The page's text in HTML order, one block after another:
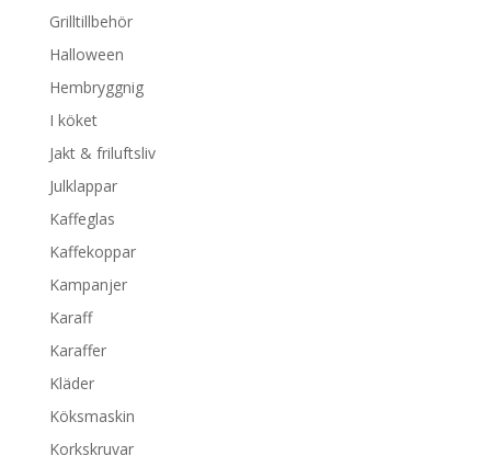
Grilltillbehör
Halloween
Hembryggnig
I köket
Jakt & friluftsliv
Julklappar
Kaffeglas
Kaffekoppar
Kampanjer
Karaff
Karaffer
Kläder
Köksmaskin
Korkskruvar